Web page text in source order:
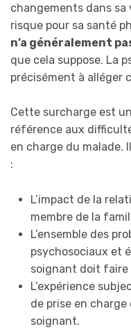
changements dans
risque pour sa santé
n’a généralement
que cela suppose. La
précisément à alléger
Cette surcharge est
référence aux
en charge du malade.
:
L’impact de la
membre de la
L’ensemble des
psychosociaux et
soignant doit faire
L’expérience
de prise en
soignant.